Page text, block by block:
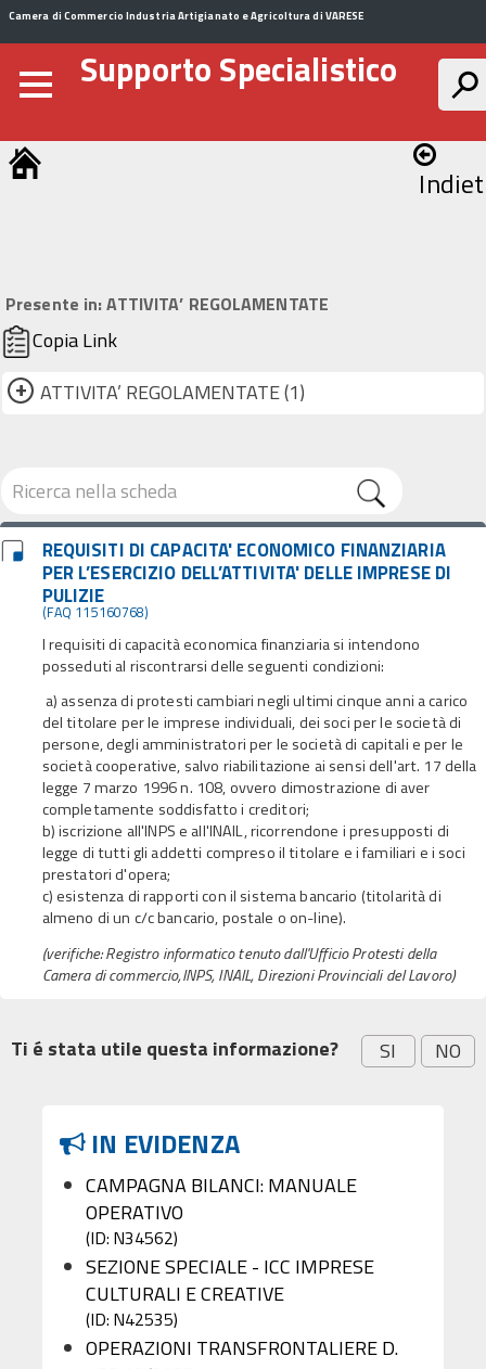
Camera di Commercio Industria Artigianato e Agricoltura di VARESE
Supporto Specialistico
Presente in:ATTIVITA’ REGOLAMENTATE
Copia Link
+ ATTIVITA’ REGOLAMENTATE (1)
REQUISITI DI CAPACITA' ECONOMICO FINANZIARIA
PER L’ESERCIZIO DELL’ATTIVITA' DELLE IMPRESE DI
PULIZIE
(FAQ 115160768)
I requisiti di capacità economica finanziaria si intendono
posseduti al riscontrarsi delle seguenti condizioni:
a) assenza di protesti cambiari negli ultimi cinque anni a carico
del titolare per le imprese individuali, dei soci per le società di
persone, degli amministratori per le società di capitali e per le
società cooperative, salvo riabilitazione ai sensi dell'art. 17 della
legge 7 marzo 1996 n. 108, ovvero dimostrazione di aver
completamente soddisfatto i creditori;
b) iscrizione all'INPS e all'INAIL, ricorrendone i presupposti di
legge di tutti gli addetti compreso il titolare e i familiari e i soci
prestatori d'opera;
c) esistenza di rapporti con il sistema bancario (titolarità di
almeno di un c/c bancario, postale o on-line).
(verifiche: Registro informatico tenuto dall'Ufficio Protesti della
Camera di commercio,INPS, INAIL, Direzioni Provinciali del Lavoro)
Ti é stata utile questa informazione? NO
SI
IN EVIDENZA
CAMPAGNA BILANCI: MANUALE
OPERATIVO
(ID: N34562)
SEZIONE SPECIALE - ICC IMPRESE
CULTURALI E CREATIVE
(ID: N42535)
OPERAZIONI TRANSFRONTALIERE D.